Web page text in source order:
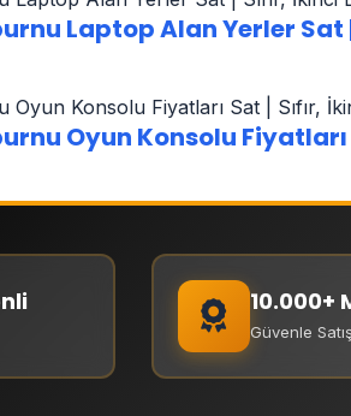
Laptop Alan Yerler Sat
Oyun Konsolu Fiyatları
10.000+
Güvenle